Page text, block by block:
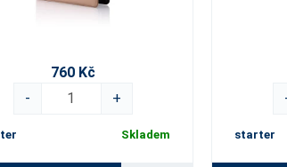
760 Kč
-
+
Skladem starter